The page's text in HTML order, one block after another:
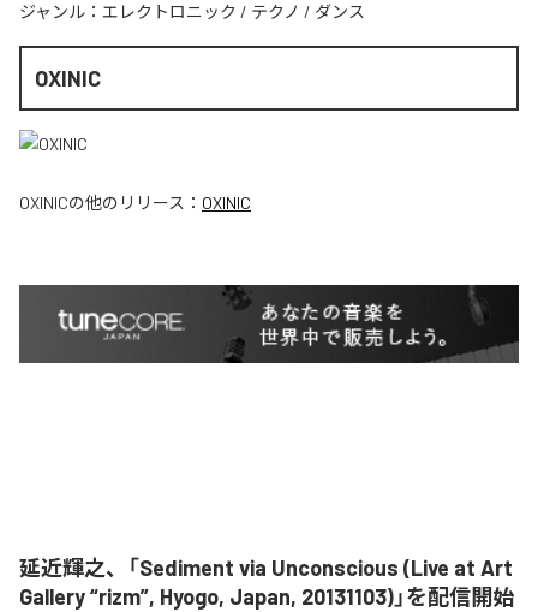
ジャンル： エレクトロニック / テクノ / ダンス
OXINIC
OXINICの他のリリース： OXINIC
延近輝之、「Sediment via Unconscious (Live at Art
Gallery “rizm”, Hyogo, Japan, 20131103)」を配信開始